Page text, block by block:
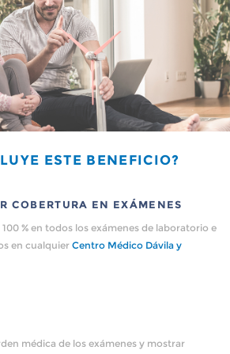
ESTE BENEFICIO?
COBERTURA EN EXÁMENES
% en todos los exámenes de laboratorio e
en cualquier Centro Médico Dávila y
médica de los exámenes y mostrar